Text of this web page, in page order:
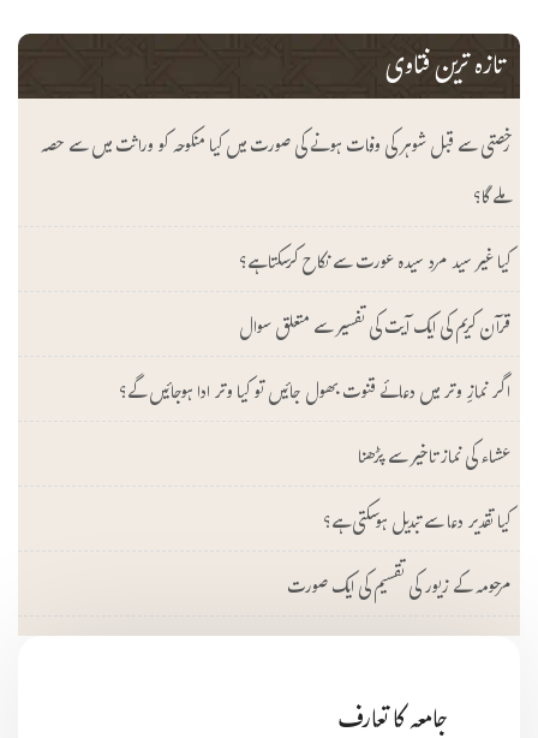
تازہ ترین فتاوی
رخصتی سے قبل شوہر کی وفات ہونے کی صورت میں کیا منکوحہ کو وراثت میں سے حصہ
ملے گا؟
کیا غیر سید مرد سیدہ عورت سے نکاح کرسکتا ہے؟
قرآن کریم کی ایک آیت کی تفسیر سے متعلق سوال
اگر نمازِ وتر میں دعائے قنوت بھول جائیں تو کیا وتر ادا ہوجائیں گے؟
عشاء کی نماز تاخیر سے پڑھنا
کیا تقدیر دعا سے تبدیل ہوسکتی ہے؟
مرحومہ کے زیور کی تقسیم کی ایک صورت
جامعہ کا تعارف